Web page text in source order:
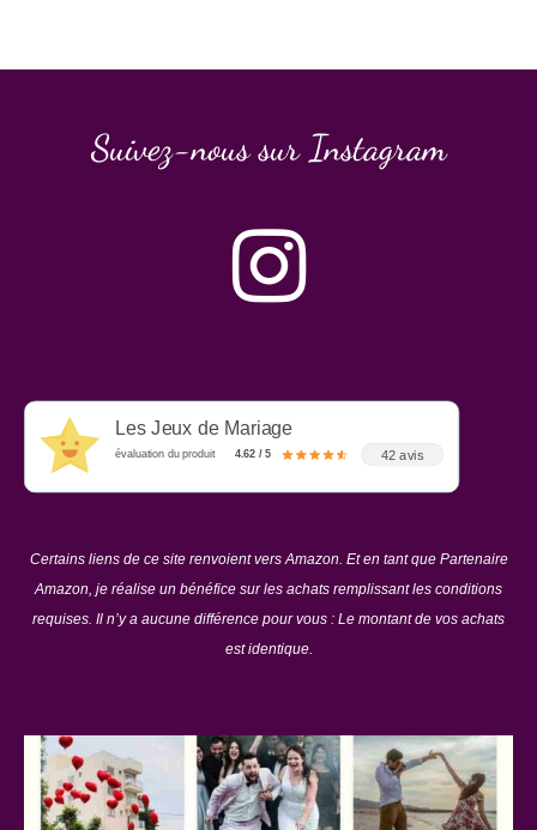
Suivez-nous sur Instagram
Les Jeux de Mariage
évaluation du produit 4.62 / 5 42 avis
Certains liens de ce site renvoient vers Amazon. Et en tant que Partenaire
Amazon, je réalise un bénéfice sur les achats remplissant les conditions
requises. Il n’y a aucune différence pour vous : Le montant de vos achats
est identique.